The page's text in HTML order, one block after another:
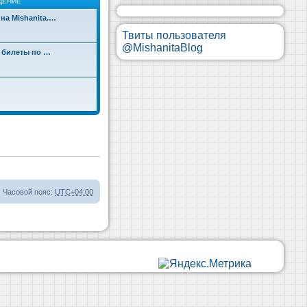
Mishanita.…
билеты по …
Часовой пояс: UTC+04:00
Твиты пользователя
@MishanitaBlog